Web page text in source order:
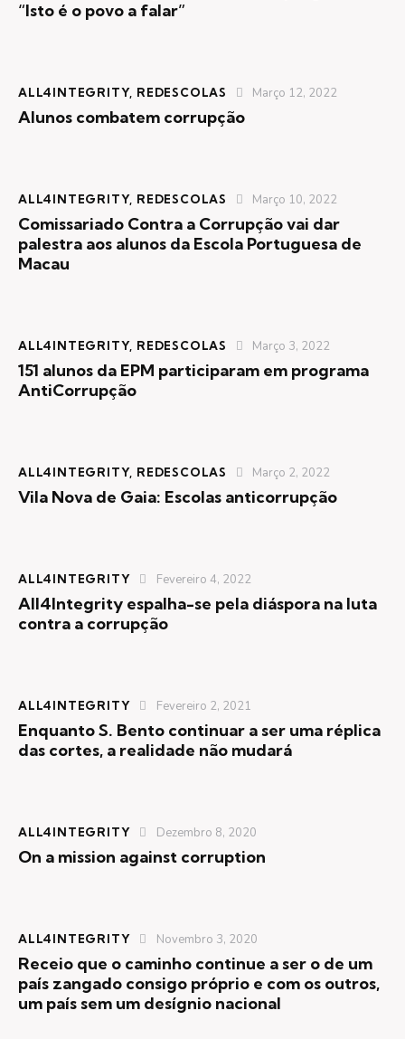
“Isto é o povo a falar”
ALL4INTEGRITY, REDESCOLAS Março 12, 2022
Alunos combatem corrupção
ALL4INTEGRITY, REDESCOLAS Março 10, 2022
Comissariado Contra a Corrupção vai dar
palestra aos alunos da Escola Portuguesa de
Macau
ALL4INTEGRITY, REDESCOLAS Março 3, 2022
151 alunos da EPM participaram em programa
AntiCorrupção
ALL4INTEGRITY, REDESCOLAS Março 2, 2022
Vila Nova de Gaia: Escolas anticorrupção
ALL4INTEGRITY Fevereiro 4, 2022
All4Integrity espalha-se pela diáspora na luta
contra a corrupção
ALL4INTEGRITY Fevereiro 2, 2021
Enquanto S. Bento continuar a ser uma réplica
das cortes, a realidade não mudará
ALL4INTEGRITY Dezembro 8, 2020
On a mission against corruption
ALL4INTEGRITY Novembro 3, 2020
Receio que o caminho continue a ser o de um
país zangado consigo próprio e com os outros,
um país sem um desígnio nacional